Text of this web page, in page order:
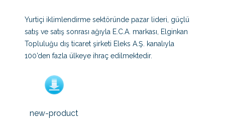
Tarel
E.C.A. Germany GmbH
Yurtiçi iklimlendirme sektöründe pazar lideri, güçlü
satış ve satış sonrası ağıyla E.C.A. markası, Elginkan
Topluluğu dış ticaret şirketi Eleks A.Ş. kanalıyla
100’den fazla ülkeye ihraç edilmektedir.
new-product